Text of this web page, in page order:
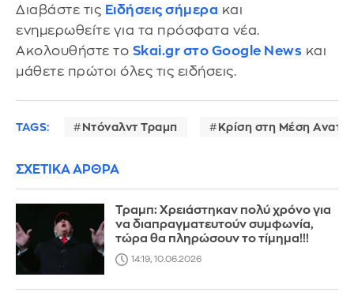
Διαβάστε τις Ειδήσεις σήμερα και
ενημερωθείτε για τα πρόσφατα νέα.
Ακολουθήστε το Skai.gr στο Google News και
μάθετε πρώτοι όλες τις ειδήσεις.
TAGS: Ντόναλντ Τραμπ Κρίση στη Μέση
ΣΧΕΤΙΚΑ ΑΡΘΡΑ
Τραμπ: Χρειάστηκαν πολύ χρόνο για
να διαπραγματευτούν συμφωνία,
τώρα θα πληρώσουν το τίμημα!!!
14:19, 10.06.2026